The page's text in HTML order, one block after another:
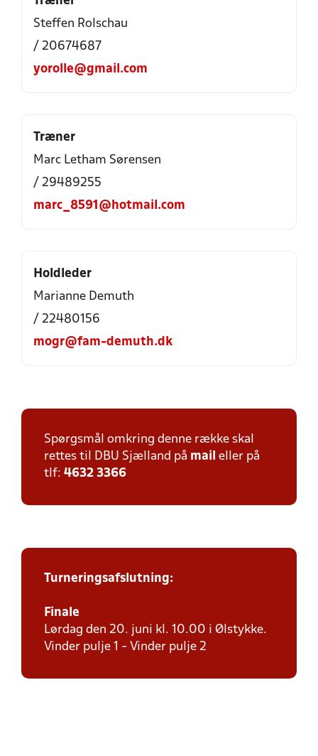
Steffen Rolschau
/ 20674687
yorolle@gmail.com
Træner
Marc Letham Sørensen
/ 29489255
marc_8591@hotmail.com
Holdleder
Marianne Demuth
/ 22480156
mogr@fam-demuth.dk
Spørgsmål omkring denne række skal
rettes til DBU Sjælland på mail eller på
tlf: 4632 3366
Turneringsafslutning:
Finale
Lørdag den 20. juni kl. 10.00 i Ølstykke.
Vinder pulje 1 - Vinder pulje 2